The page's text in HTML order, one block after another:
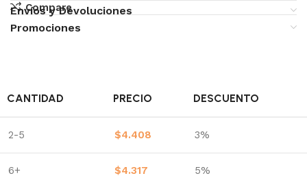
Compare
Envíos y Devoluciones
Promociones
CANTIDAD PRECIO DESCUENTO
2-5 $4.408 3%
6+ $4.317 5%